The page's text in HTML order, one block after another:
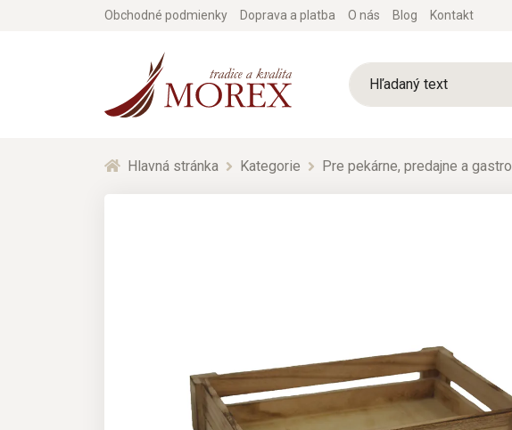
Obchodné podmienky Doprava a platba O nás Blog Kontakt
Hlavná stránka Kategorie Pre pekárne, predajne a gastro